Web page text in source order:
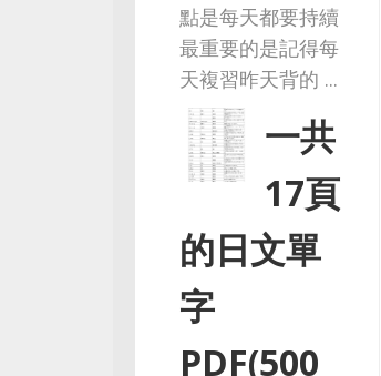
點是每天都要持續
最重要的是記得每
天複習昨天背的 ...
一共
17頁
的日文單
字
PDF(500